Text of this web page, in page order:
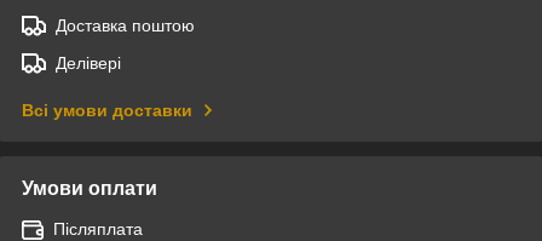
Доставка поштою
Делівері
Всі умови доставки
Умови оплати
Післяплата